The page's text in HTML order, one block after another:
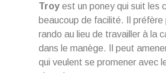
Troy est un poney qui suit les
beaucoup de facilité. Il préfère
rando au lieu de travailler à la
dans le manège. Il peut
qui veulent se promener avec